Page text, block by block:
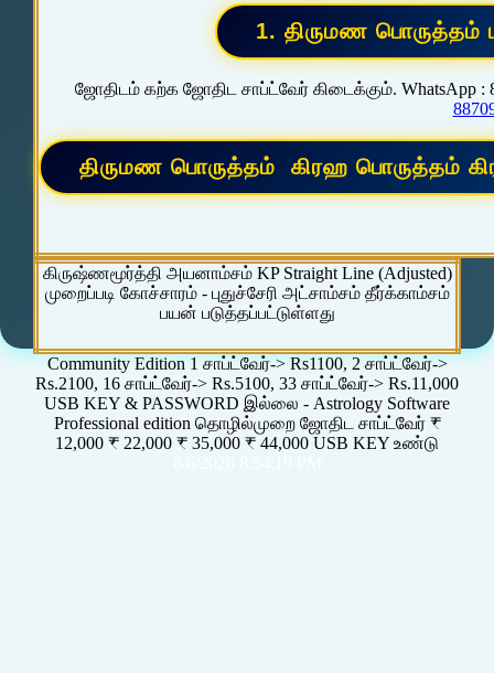
ஜோதிடம் கற்க ஜோதிட சாப்ட்வேர் கிடைக்கும். WhatsApp :
கிருஷ்ணமூர்த்தி அயனாம்சம் KP Straight Line (Adjusted)
முறைப்படி கோச்சாரம் - புதுச்சேரி அட்சாம்சம் தீர்க்காம்சம்
பயன் படுத்தப்பட்டுள்ளது
Community Edition 1 சாப்ட்வேர்-> Rs1100, 2 சாப்ட்வேர்->
Rs.2100, 16 சாப்ட்வேர்-> Rs.5100, 33 சாப்ட்வேர்-> Rs.11,000
USB KEY & PASSWORD இல்லை - Astrology Software
Professional edition தொழில்முறை ஜோதிட சாப்ட்வேர் ₹
12,000 ₹ 22,000 ₹ 35,000 ₹ 44,000 USB KEY உண்டு